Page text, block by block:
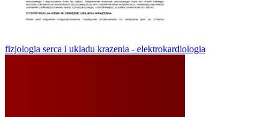
fizjologia serca i ukladu krazenia - elektrokardiologia